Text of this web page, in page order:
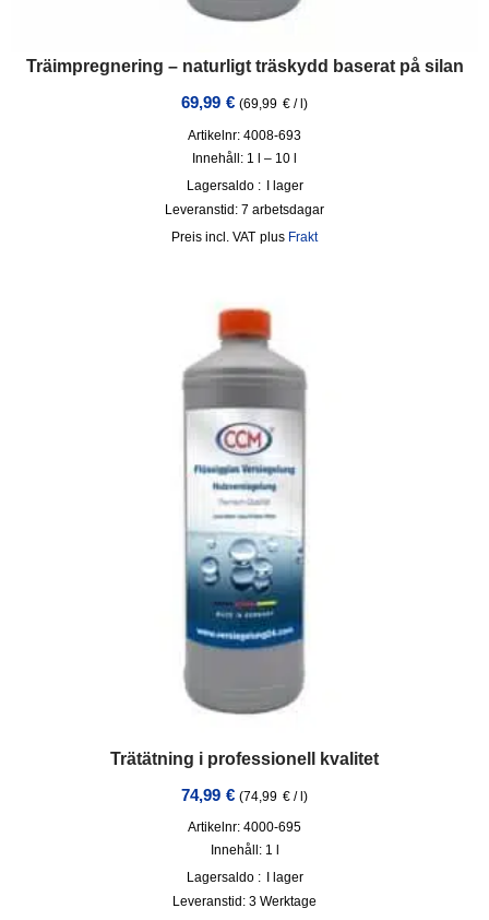
Träimpregnering – naturligt träskydd baserat på silan
69,99 € (69,99 € / )
Artikelnr: 4008-693
Innehåll: 1 l – 10 l
Lagersaldo : I lager
Leveranstid: 7 arbetsdagar
incl. VAT plus Frakt
Trätätning i professionell kvalitet
74,99 € (74,99 € /l)
Artikelnr: 4000-695
Innehåll: 1
Lagersaldo :
I lager
Leveranstid: 3 Werktage